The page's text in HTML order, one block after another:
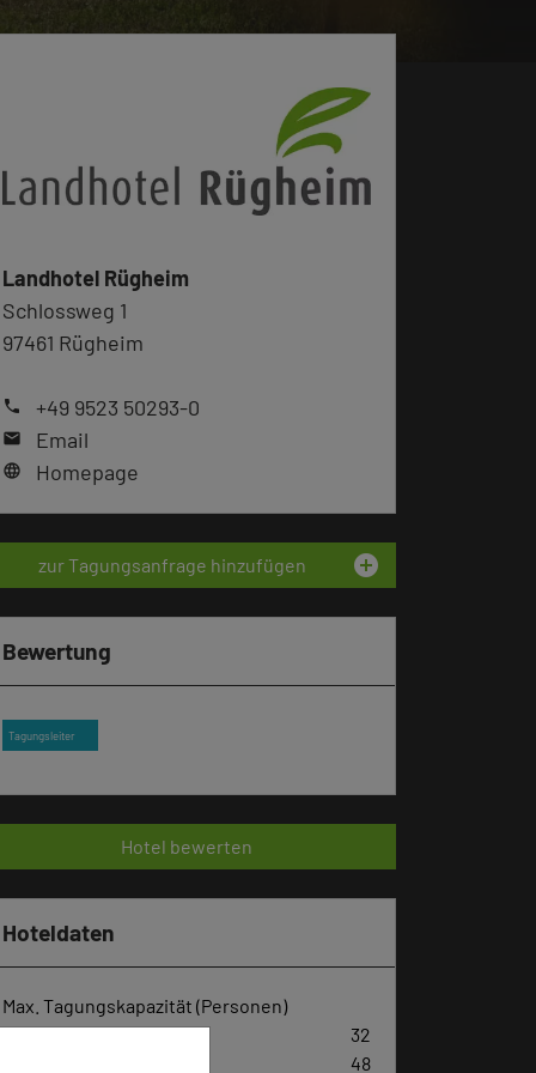
Landhotel Rügheim
Schlossweg 1
97461 Rügheim
phone +49 9523 50293-0
mail Email
language Homepage
zur Tagungsanfrage hinzufügen add_circle
Bewertung
Tagungsleiter
Hotel bewerten
Hoteldaten
Max. Tagungskapazität (Personen)
U-Form
32
48